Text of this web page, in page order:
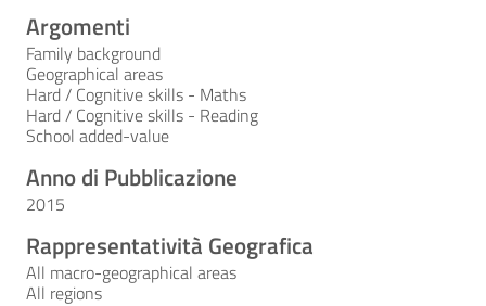
Argomenti
Family background
Geographical areas
Hard / Cognitive skills - Maths
Hard / Cognitive skills - Reading
School added-value
Anno di Pubblicazione
2015
Rappresentatività Geografica
All macro-geographical areas
All regions